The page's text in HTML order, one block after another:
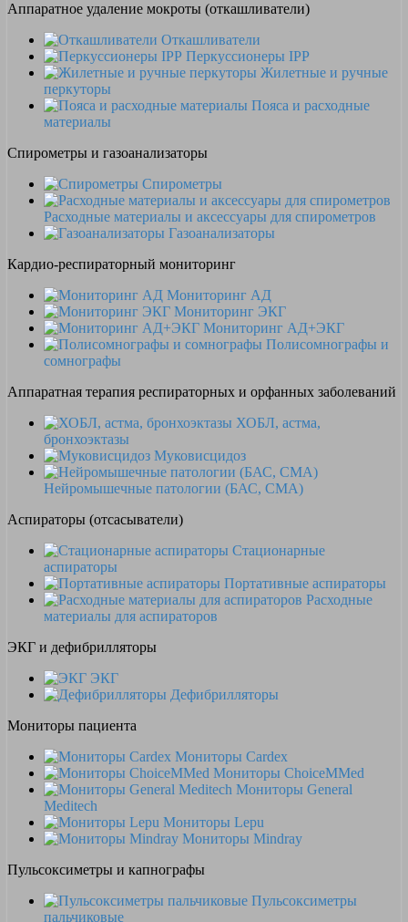
Аппаратное удаление мокроты (откашливатели)
Откашливатели
Перкуссионеры IPP
Жилетные и ручные
перкуторы
Пояса и расходные
материалы
Спирометры и газоанализаторы
Спирометры
Расходные материалы и аксессуары для спирометров
Газоанализаторы
Кардио-респираторный мониторинг
Мониторинг АД
Мониторинг ЭКГ
Мониторинг АД+ЭКГ
Полисомнографы и
сомнографы
Аппаратная терапия респираторных и орфанных заболеваний
ХОБЛ, астма,
бронхоэктазы
Муковисцидоз
Нейромышечные патологии (БАС, СМА)
Аспираторы (отсасыватели)
Стационарные
аспираторы
Портативные аспираторы
Расходные
материалы для аспираторов
ЭКГ и дефибрилляторы
ЭКГ
Дефибрилляторы
Мониторы пациента
Мониторы Cardex
Мониторы ChoiceMMed
Мониторы General
Meditech
Мониторы Lepu
Мониторы Mindray
Пульсоксиметры и капнографы
Пульсоксиметры
пальчиковые